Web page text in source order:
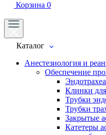
Корзина 0
Каталог
Анестезиология и
Обеспечение
Клинки
Трубки
Трубки
Закрытые
Катетеры